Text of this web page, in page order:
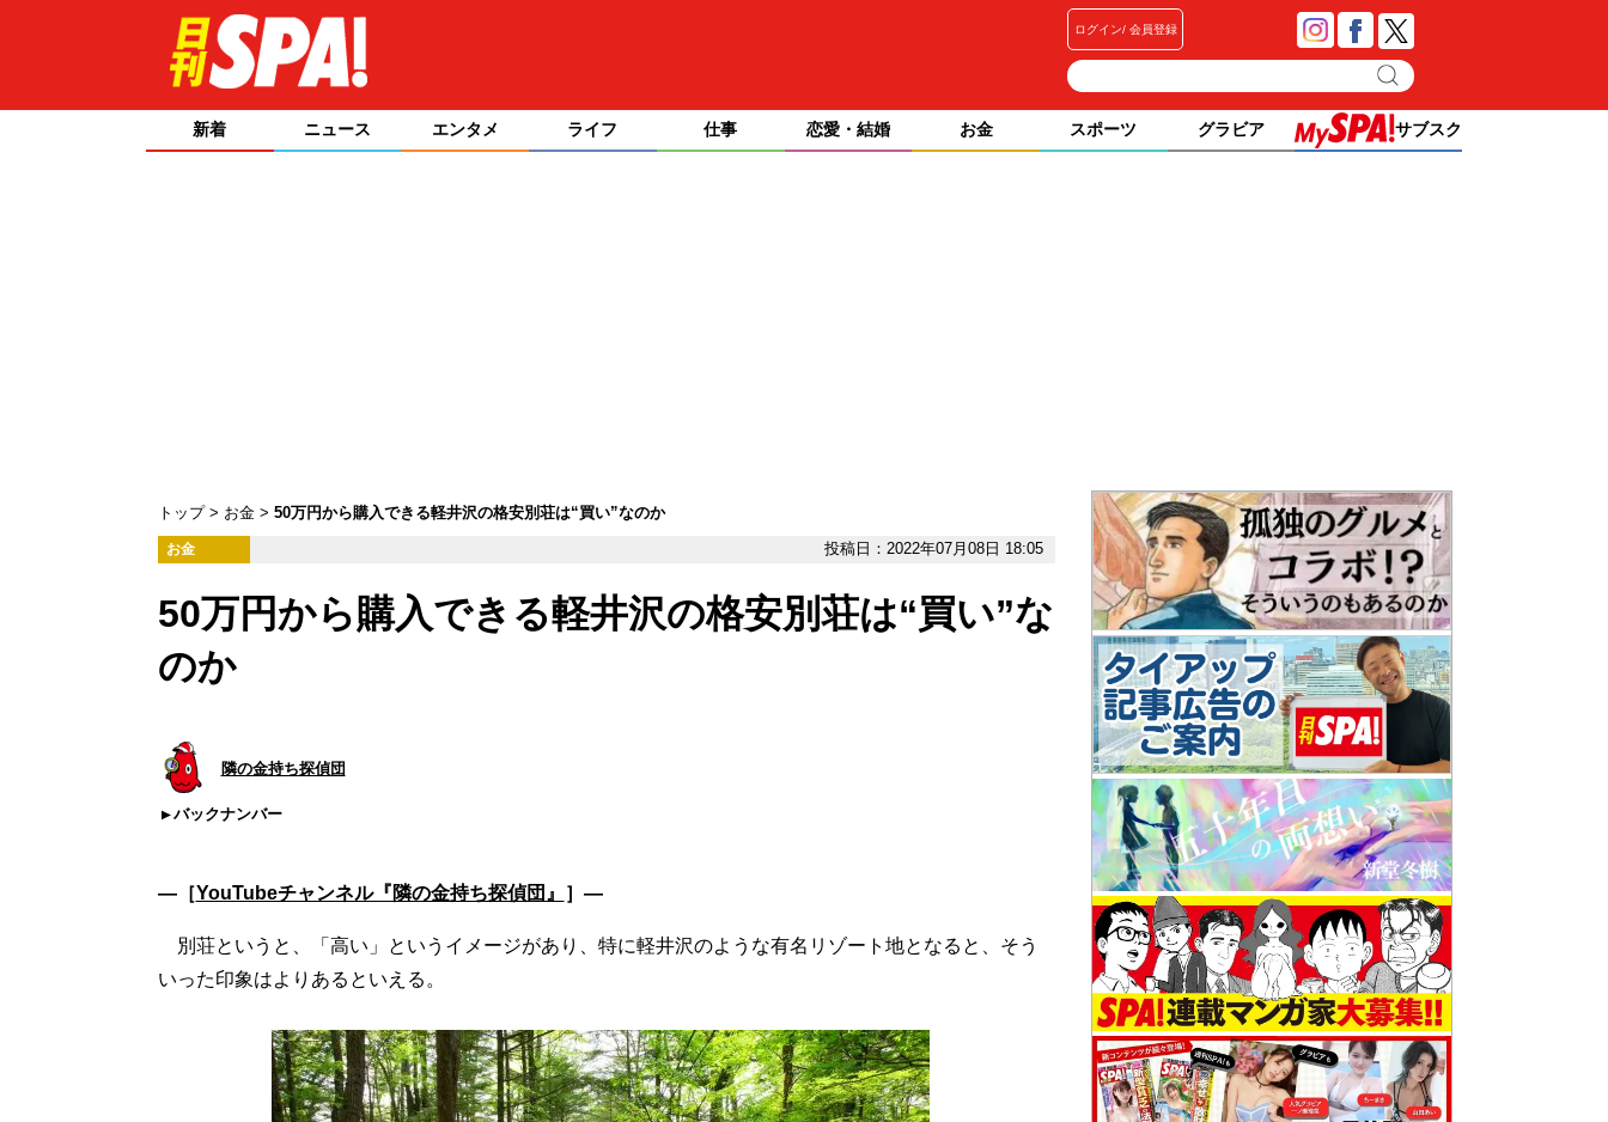
ログイン 会員登録
新着 ニュース エンタメ ライフ 仕事 恋愛・結婚 お金 スポーツ グラビア サブスク
トップ お金 50万円から購入できる軽井沢の格安別荘は“買い”なのか
お金 投稿日：2022年07月08日 18:05
50万円から購入できる軽井沢の格安別荘は“買い”な
のか
隣の金持ち探偵団
バックナンバー
―［YouTubeチャンネル『隣の金持ち探偵団』 ］―
別荘というと、「高い」というイメージがあり、特に軽井沢のような有名リゾート地となると、そう
いった印象はよりあるといえる。